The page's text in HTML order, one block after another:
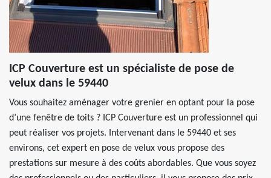
ICP Couverture est un spécialiste de pose de
velux dans le 59440
Vous souhaitez aménager votre grenier en optant pour la pose
d’une fenêtre de toits ? ICP Couverture est un professionnel qui
peut réaliser vos projets. Intervenant dans le 59440 et ses
environs, cet expert en pose de velux vous propose des
prestations sur mesure à des coûts abordables. Que vous soyez